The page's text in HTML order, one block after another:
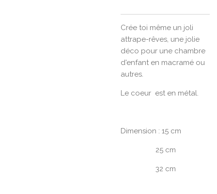
Crée toi même un joli
attrape-rêves, une jolie
déco pour une chambre
d'enfant en macramé ou
autres.
Le coeur est en métal.
Dimension : 15 cm
25 cm
32 cm